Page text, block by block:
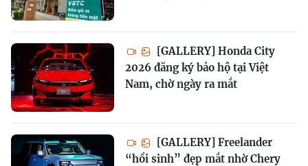
[GALLERY] Honda City
2026 đăng ký bảo hộ tại Việt
Nam, chờ ngày ra mắt
[GALLERY] Freelander
“hồi sinh” đẹp mắt nhờ Chery